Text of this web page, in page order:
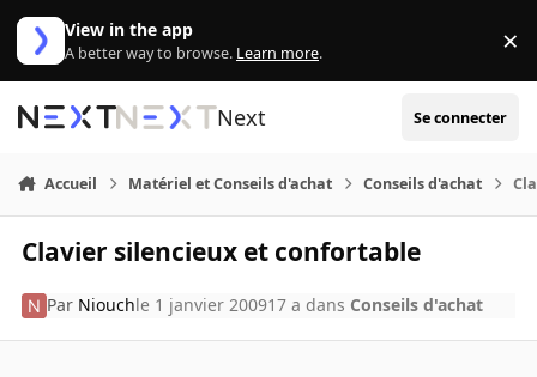
Aller au contenu
View in the app
A better way to browse. Learn more. ×
Next Se connecter
Accueil Matériel et Conseils d'achat Conseils d'achat
Clavier silencieux et confortable
Par Niouchle 1 janvier 200917 a dans Conseils d'achat